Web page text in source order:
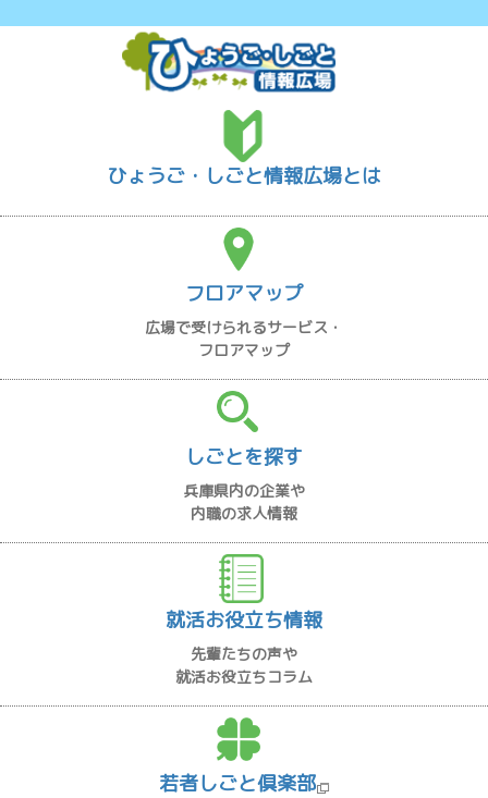
ひょうご・しごと情報広場とは
フロアマップ
広場で受けられるサービス・
フロアマップ
しごとを探す
兵庫県内の企業や
内職の求人情報
就活お役立ち情報
先輩たちの声や
就活お役立ちコラム
若者しごと倶楽部